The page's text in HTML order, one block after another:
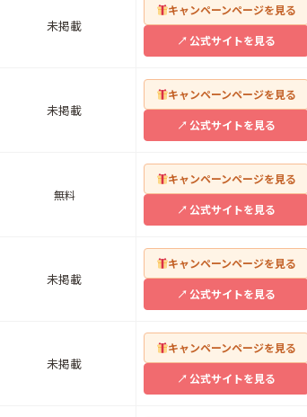
未掲載
キャンペーンページを見る
公式サイトを見る
未掲載
キャンペーンページを見る
公式サイトを見る
無料
キャンペーンページを見る
公式サイトを見る
未掲載
キャンペーンページを見る
公式サイトを見る
未掲載
キャンペーンページを見る
公式サイトを見る